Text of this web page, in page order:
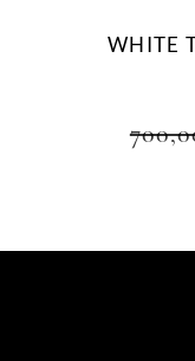
WHITE